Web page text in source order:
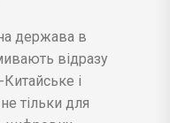
держава в
відразу
і
тільки для